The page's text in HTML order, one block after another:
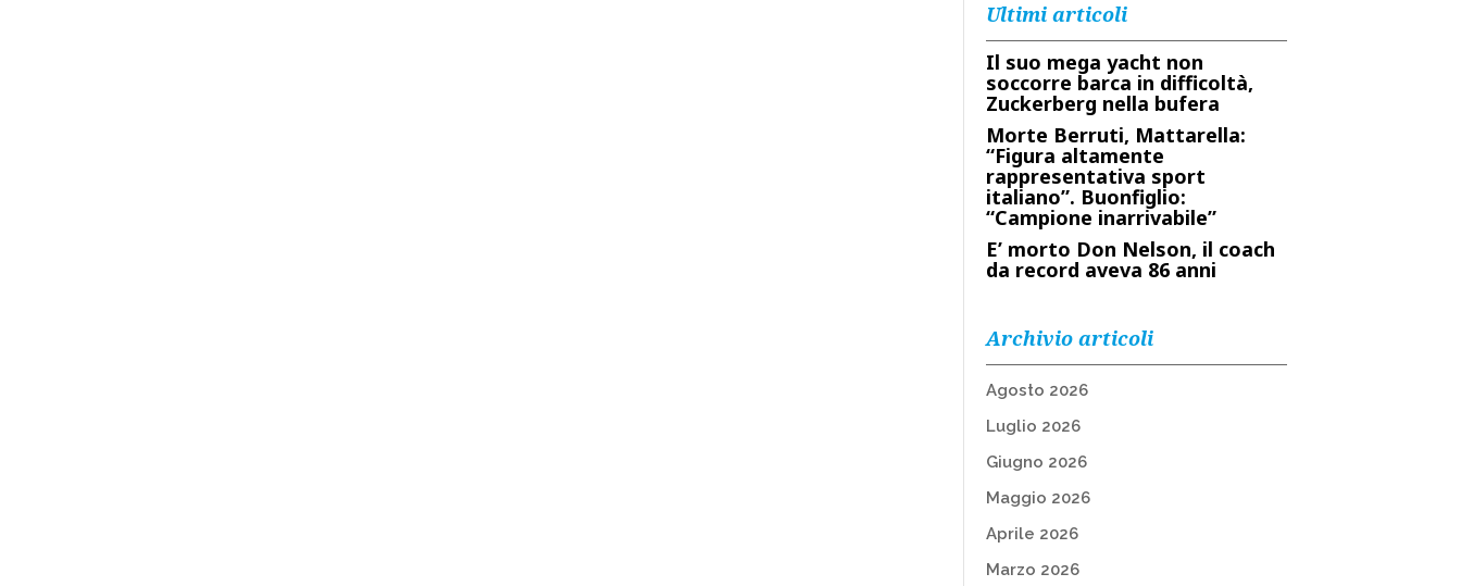
Ultimi articoli
Il suo mega yacht non
soccorre barca in difficoltà,
Zuckerberg nella bufera
Morte Berruti, Mattarella:
“Figura altamente
rappresentativa sport
italiano”. Buonfiglio:
“Campione inarrivabile”
E’ morto Don Nelson, il coach
da record aveva 86 anni
Archivio articoli
Agosto 2026
Luglio 2026
Giugno 2026
Maggio 2026
Aprile 2026
Marzo 2026